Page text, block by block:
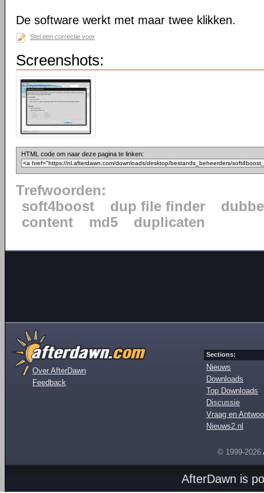
De software werkt met maar twee klikken.
Stel een correctie voor
Screenshots:
HTML code om naar deze pagina te linken:
Trefwoorden:
soft4boost
dup file finder
content
md5 duplicaten
Over AfterDawn
Feedback
Sections:
Nieuws
Downloads
Top Downloads
Discussie
Vraag en
Nieuws2.nl
© 1999-2026
AfterDawn is